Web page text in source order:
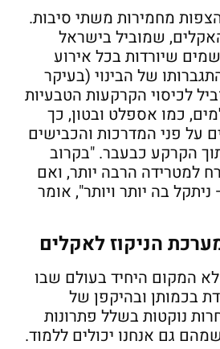
מחמירות משתי סיבות.
שמוביל בישראל
שיורדות בכל אירוע
של הבינוי (בעיקר
לכיסוי הקרקעות הטבעיות
כמו אספלט ובטון, כך
על פני המדרכות והכבישים
הקרקע כבעבר. "בקרוב
למטרידה הרבה יותר, ואם
בה יותר ויותר", אומר
הניקוז לאקלים
המקום היחיד בעולם שבו
בכמותן ובהיקפן של
נוקטות בשלל פתרונות
גם אנחנו יכולים ללמוד.